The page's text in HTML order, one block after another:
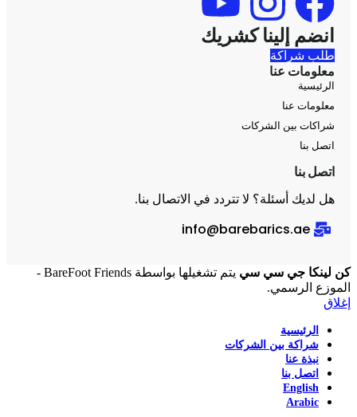
انضم إلينا كشريك
طلب شراكة
معلومات عنا
الرئيسية
معلومات عنا
شراكات بين الشركات
اتصل بنا
اتصل بنا
هل لديك أسئلة؟ لا تتردد في الاتصال بنا.
info@barebarics.ae
كن لينكا جي سي سي
يتم تشغيلها بواسطة BareFoot Friends -
الموزع الرسمي.
إغلاق
الرئيسية
شراكة بين الشركات
نبذة عنا
اتصل بنا
English
Arabic